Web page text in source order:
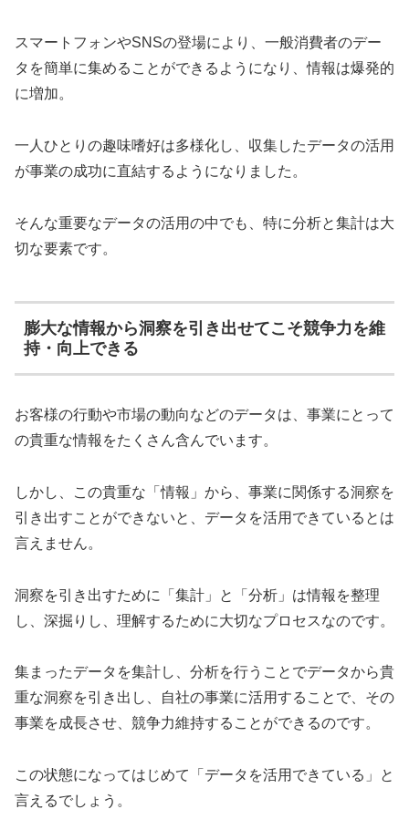
スマートフォンやSNSの登場により、一般消費者のデー
タを簡単に集めることができるようになり、情報は爆発的
に増加。
一人ひとりの趣味嗜好は多様化し、収集したデータの活用
が事業の成功に直結するようになりました。
そんな重要なデータの活用の中でも、特に分析と集計は大
切な要素です。
膨大な情報から洞察を引き出せてこそ競争力を維
持・向上できる
お客様の行動や市場の動向などのデータは、事業にとって
の貴重な情報をたくさん含んでいます。
しかし、この貴重な「情報」から、事業に関係する洞察を
引き出すことができないと、データを活用できているとは
言えません。
洞察を引き出すために「集計」と「分析」は情報を整理
し、深掘りし、理解するために大切なプロセスなのです。
集まったデータを集計し、分析を行うことでデータから貴
重な洞察を引き出し、自社の事業に活用することで、その
事業を成長させ、競争力維持することができるのです。
この状態になってはじめて「データを活用できている」と
言えるでしょう。